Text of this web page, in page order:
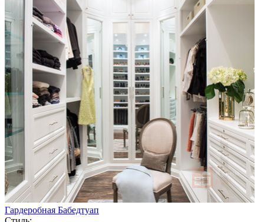
Гардеробная Бабедтуап